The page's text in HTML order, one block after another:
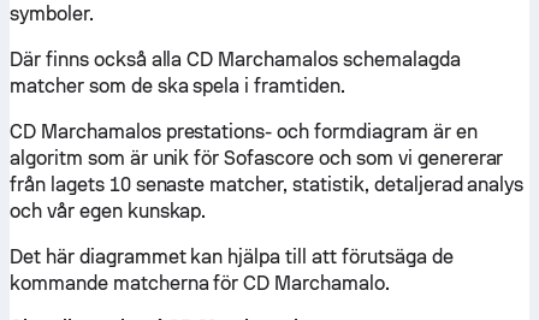
symboler.
Där finns också alla CD Marchamalos schemalagda
matcher som de ska spela i framtiden.
CD Marchamalos prestations- och formdiagram är en
algoritm som är unik för Sofascore och som vi genererar
från lagets 10 senaste matcher, statistik, detaljerad analys
och vår egen kunskap.
Det här diagrammet kan hjälpa till att förutsäga de
kommande matcherna för CD Marchamalo.